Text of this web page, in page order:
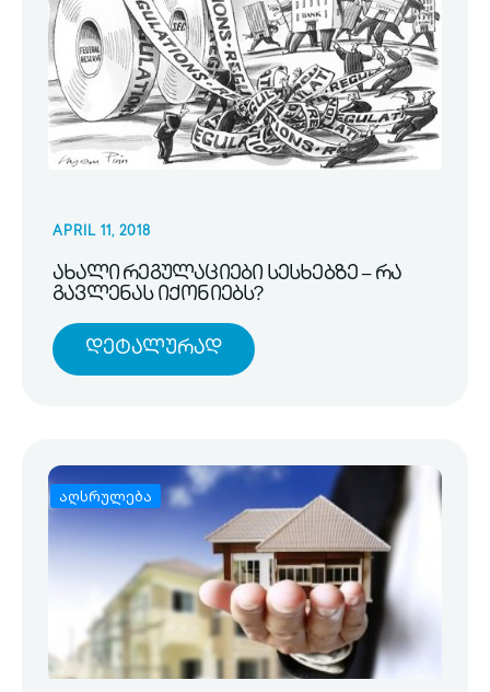
APRIL 11, 2018
ახალი რეგულაციები სესხებზე – რა
გავლენას იქონიებს?
Დეტალურად
აღსრულება